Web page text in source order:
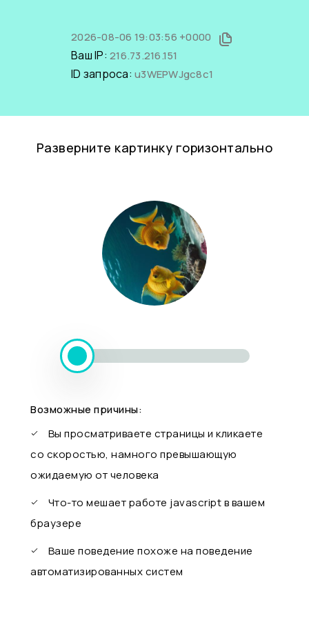
2026-08-06 19:03:56 +0000
Ваш IP: 216.73.216.151
ID запроса: u3WEPWJgc8c1
Разверните картинку горизонтально
Возможные причины:
Вы просматриваете страницы и кликаете
со скоростью, намного превышающую
ожидаемую от человека
Что-то мешает работе javascript в вашем
браузере
Ваше поведение похоже на поведение
автоматизированных систем